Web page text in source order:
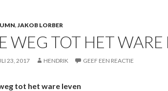
,JAKOB LORBER
WEG TOT HET
23, 2017 HENDRIK GEEF EEN REACTIE
tot het ware leven